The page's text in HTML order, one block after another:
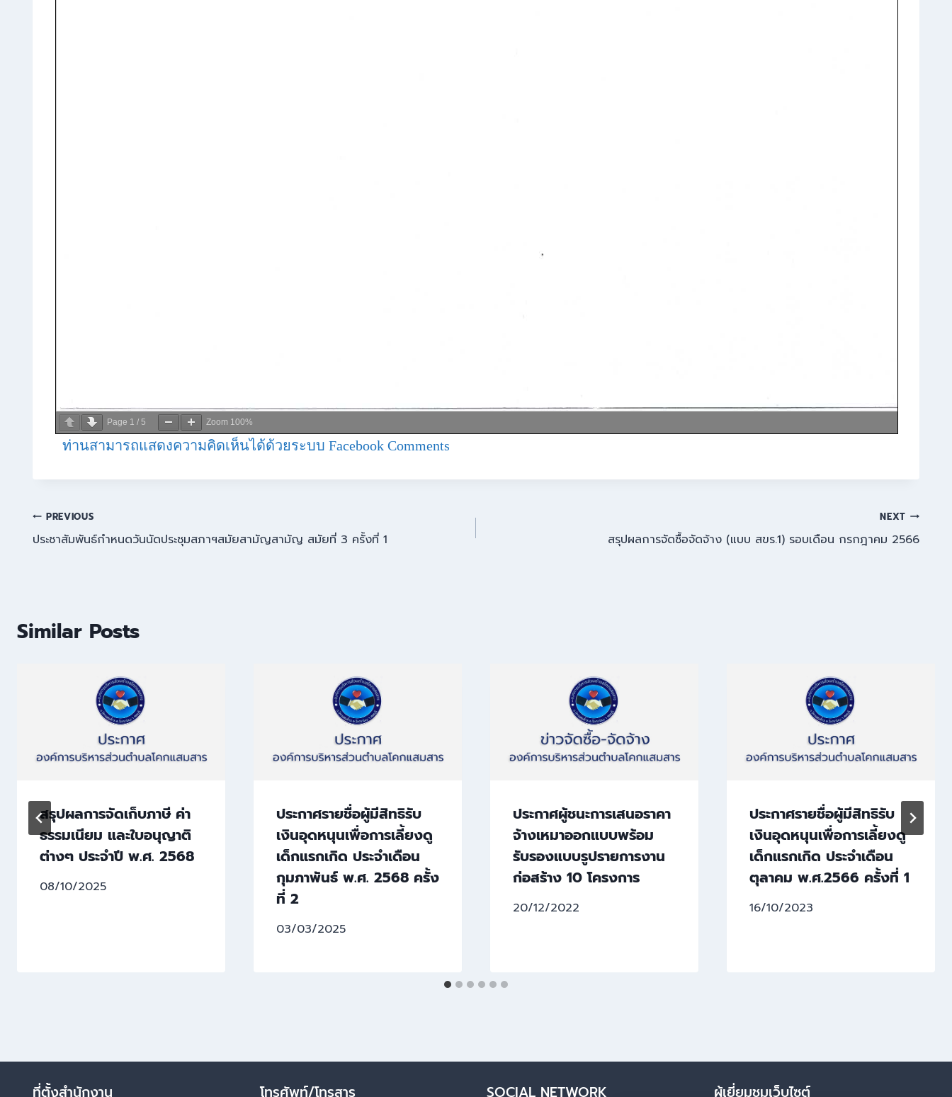
Page 1 / 5 Zoom 100%
ท่านสามารถแสดงความคิดเห็นได้ด้วยระบบ Facebook Comments
PREVIOUS
ประชาสัมพันธ์กำหนดวันนัดประชุมสภาฯสมัยสามัญสามัญ สมัยที่ 3 ครั้งที่ 1
NEXT
สรุปผลการจัดซื้อจัดจ้าง (แบบ สขร.1) รอบเดือน กรกฎาคม 2566
Similar Posts
สรุปผลการจัดเก็บภาษี ค่า
ธรรมเนียม และใบอนุญาติ
ต่างๆ ประจำปี พ.ศ. 2568
08/10/2025
ประกาศรายชื่อผู้มีสิทธิรับ
เงินอุดหนุนเพื่อการเลี้ยงดู
เด็กแรกเกิด ประจำเดือน
กุมภาพันธ์ พ.ศ. 2568 ครั้ง
ที่ 2
03/03/2025
ประกาศผู้ชนะการเสนอราคา
จ้างเหมาออกแบบพร้อม
รับรองแบบรูปรายการงาน
ก่อสร้าง 10 โครงการ
20/12/2022
ประกาศรายชื่อผู้มีสิทธิรับ
เงินอุดหนุนเพื่อการเลี้ยงดู
เด็กแรกเกิด ประจำเดือน
ตุลาคม พ.ศ.2566 ครั้งที่ 1
16/10/2023
ที่ตั้งสำนักงาน โทรศัพท์/โทรสาร SOCIAL NETWORK ผู้เยี่ยมชมเว็บไซต์